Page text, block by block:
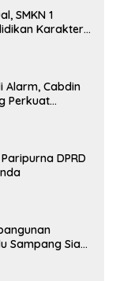
SMKN 1
Karakter
Alarm, Cabdin
Perkuat
DPRD
Sampang Siap